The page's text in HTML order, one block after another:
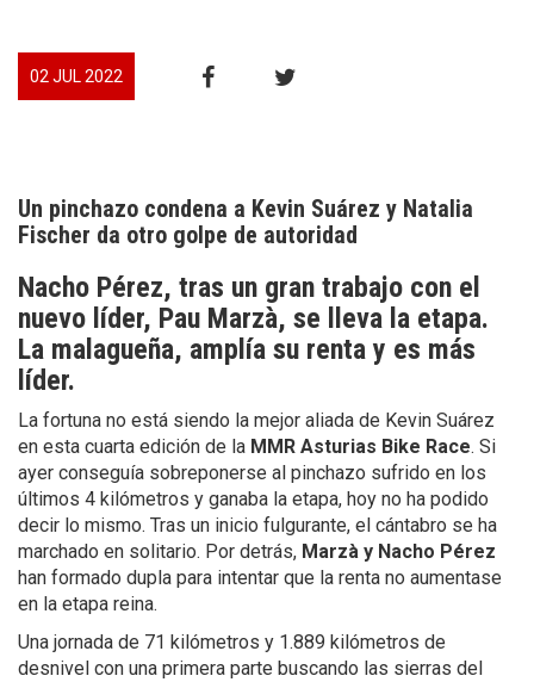
02 JUL 2022
Un pinchazo condena a Kevin Suárez y Natalia
Fischer da otro golpe de autoridad
Nacho Pérez, tras un gran trabajo con el
nuevo líder, Pau Marzà, se lleva la etapa.
La malagueña, amplía su renta y es más
líder.
La fortuna no está siendo la mejor aliada de Kevin Suárez
en esta cuarta edición de la MMR Asturias Bike Race. Si
ayer conseguía sobreponerse al pinchazo sufrido en los
últimos 4 kilómetros y ganaba la etapa, hoy no ha podido
decir lo mismo. Tras un inicio fulgurante, el cántabro se ha
marchado en solitario. Por detrás, Marzà y Nacho Pérez
han formado dupla para intentar que la renta no aumentase
en la etapa reina.
Una jornada de 71 kilómetros y 1.889 kilómetros de
desnivel con una primera parte buscando las sierras del